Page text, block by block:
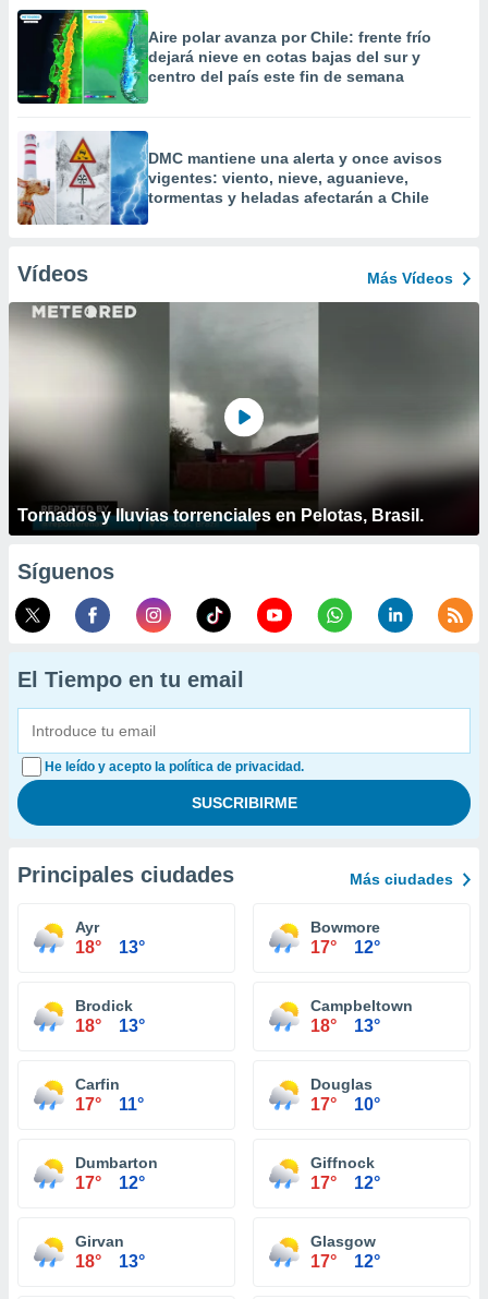
Aire polar avanza por Chile: frente frío
dejará nieve en cotas bajas del sur y
centro del país este fin de semana
DMC mantiene una alerta y once avisos
vigentes: viento, nieve, aguanieve,
tormentas y heladas afectarán a Chile
Vídeos Más Vídeos
Tornados y lluvias torrenciales en Pelotas, Brasil.
Síguenos
El Tiempo en tu email
He leído y acepto la política de privacidad.
Principales ciudades Más ciudades
Ayr
18° 13°
Bowmore
17° 12°
Brodick
18° 13°
Campbeltown
18° 13°
Carfin
17° 11°
Douglas
17° 10°
Dumbarton
17° 12°
Giffnock
17° 12°
Girvan
18° 13°
Glasgow
17° 12°